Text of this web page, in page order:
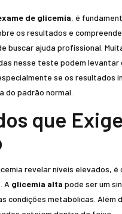
de glicemia, é
os resultados e
buscar ajuda profissional.
nesse teste podem levantar
se os resultados
do padrão normal.
que
revelar níveis elevados, é
A glicemia alta pode ser um
condições metabólicas. Além